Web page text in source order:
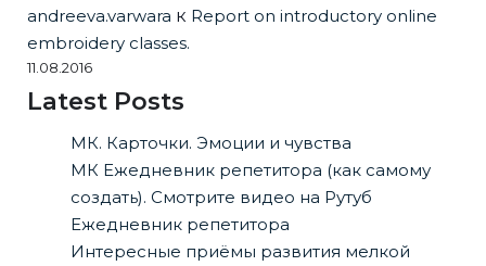
andreeva.varwara к Report on introductory online
embroidery classes.
11.08.2016
Latest Posts
МК. Карточки. Эмоции и чувства
МК Ежедневник репетитора (как самому
создать). Смотрите видео на Рутуб
Ежедневник репетитора
Интересные приёмы развития мелкой